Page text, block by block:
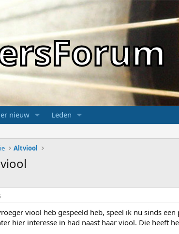
nieuw Leden
Altviool
viool heb gespeeld heb, speel ik nu sinds
hier interesse in had naast haar viool. Die heeft